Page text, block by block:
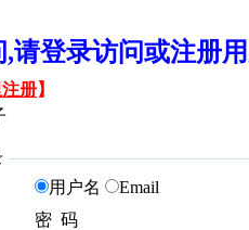
,请登录访问或注册
册】
用户名
Email
密 码